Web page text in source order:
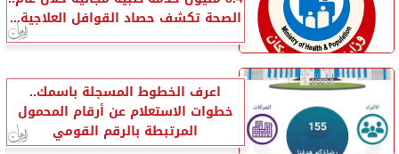
الصحة تكشف حصاد القوافل العلاجية...
اعرف الخطوط المسجلة باسمك..
خطوات الاستعلام عن أرقام المحمول
المرتبطة بالرقم القومي